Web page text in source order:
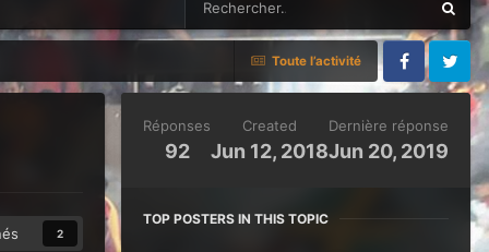
Toute l’activité
FacebookTwitter
2
Réponses
92
Created
Jun 12, 2018
Dernière réponse
Jun 20, 2019
TOP POSTERS IN THIS TOPIC